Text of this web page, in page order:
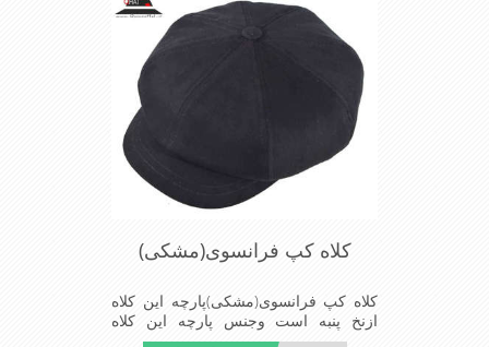
شیک خوش دوخت و راحت پارچه مخمل
کلاه کپ فرانسوی(مشکی)
کلاه کپ فرانسوی(مشکی)پارچه این کلاه
ازنخ پنبه است وجنس پارچه این کلاه
مناسب تمام فصل ها است شیک